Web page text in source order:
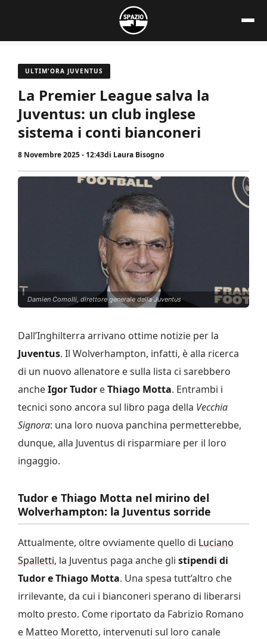
contenuto
ULTIM'ORA JUVENTUS
La Premier League salva la
Juventus: un club inglese
sistema i conti bianconeri
8 Novembre 2025 - 12:43di Laura Bisogno
Damien Comolli, direttore generale della Juventus
Dall’Inghilterra arrivano ottime notizie per la
Juventus. Il Wolverhampton, infatti, è alla ricerca
di un nuovo allenatore e sulla lista ci sarebbero
ancheIgor Tudor eThiago Motta. Entrambi i
tecnici sono ancora sul libro paga della Vecchia
Signora: una loro nuova panchina permetterebbe,
dunque, alla Juventus di risparmiare per il loro
ingaggio.
Tudor e Thiago Motta nel mirino del
Wolverhampton: la Juventus sorride
Attualmente, oltre ovviamente quello di Luciano
Spalletti, la Juventus paga anche gli stipendi di
Tudor e Thiago Motta. Una spesa tutt’altro che
irrilevante, da cui i bianconeri sperano di liberarsi
molto presto. Come riportato da Fabrizio Romano
e Matteo Moretto, intervenuti sul loro canale